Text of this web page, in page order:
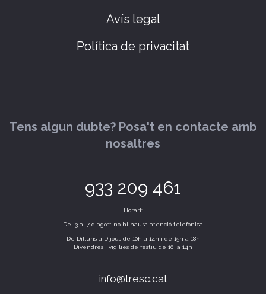
Avís legal
Política de privacitat
Tens algun dubte? Posa't en contacte amb
nosaltres
933 209 461
Horari:
Del 3 al 7 d'agost no hi haura atenció telefònica
De Dilluns a Dijous de 10h a 14h i de 15h a 18h
Divendres i vigílies de festiu de 10 a 14h
info@tresc.cat